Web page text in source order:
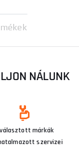
NÁLUNK
márkák
szervizei